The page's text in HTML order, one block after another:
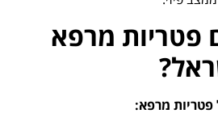
פטריות מרפא
?
פטריות מרפא: